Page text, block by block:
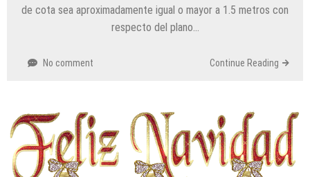
de cota sea aproximadamente igual o mayor a 1.5 metros con
respecto del plano…
No comment Continue Reading